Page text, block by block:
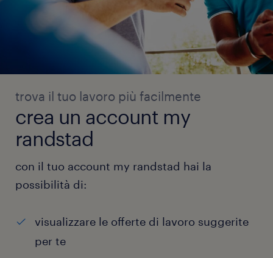
trova il tuo lavoro più facilmente
crea un account my
randstad
con il tuo account my randstad hai la
possibilità di:
visualizzare le offerte di lavoro suggerite
per te